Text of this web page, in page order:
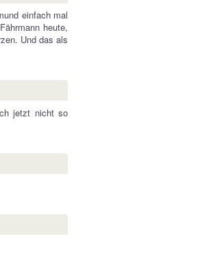
einfach mal
heute,
Und das als
jetzt nicht so